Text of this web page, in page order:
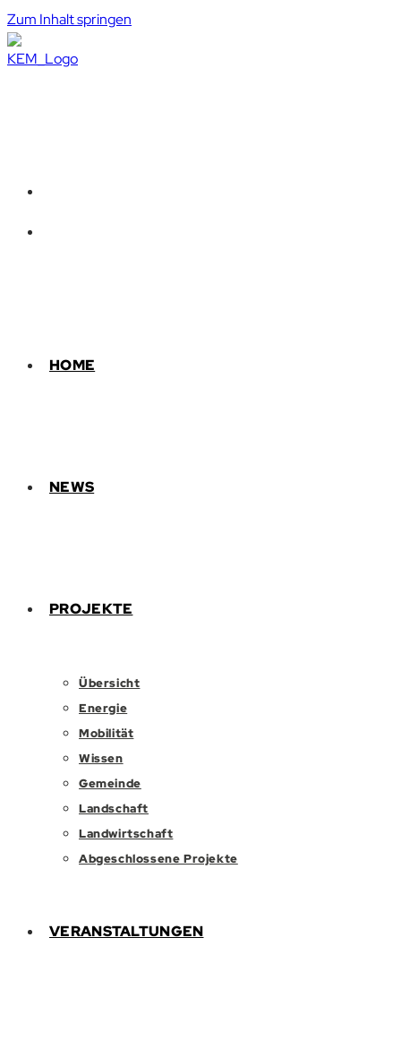
Zum Inhalt springen
HOME
NEWS
PROJEKTE
Übersicht
Energie
Mobilität
Wissen
Gemeinde
Landschaft
Landwirtschaft
Abgeschlossene Projekte
VERANSTALTUNGEN